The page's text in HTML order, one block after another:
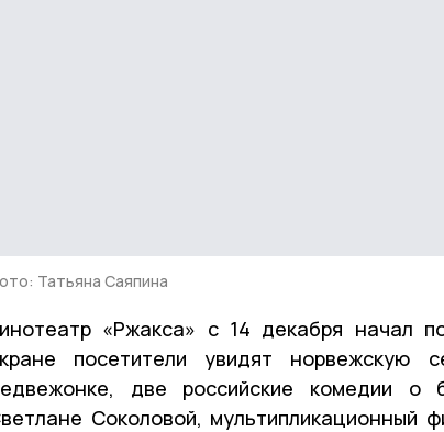
Татьяна Саяпина
«Ржакса» с 14 декабря начал
посетители увидят норвежскую
две российские комедии о
Соколовой, мультипликационный